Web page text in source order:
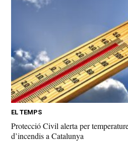
EL TEMPS
Protecció Civil alerta per
d’incendis a Catalunya